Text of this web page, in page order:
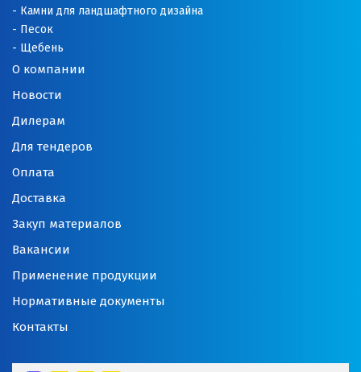
О компании
Новости
Дилерам
Для тендеров
Оплата
Доставка
Закуп материалов
Вакансии
Применение продукции
Нормативные документы
Контакты
Камни для ландшафтного дизайна
Песок
Щебень